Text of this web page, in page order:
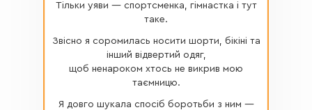
Тільки уяви — спортсменка, гімнастка і тут
таке.
Звісно я соромилась носити шорти, бікіні та
інший відвертий одяг,
щоб ненароком хтось не викрив мою
таємницю.
Я довго шукала спосіб боротьби з ним —